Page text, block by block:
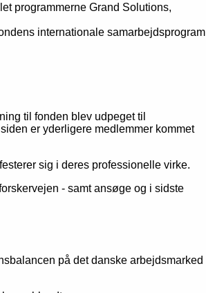
programmerne Grand Solutions,
internationale samarbejdsprogram
til fonden blev udpeget til
er yderligere medlemmer kommet
sig i deres professionelle virke.
- samt ansøge og i sidste
på det danske arbejdsmarked